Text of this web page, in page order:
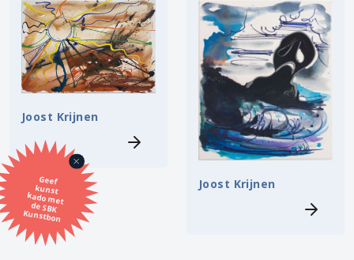
Geef
kunst
kado met
de SBK
Kunstbon
Alle kunstwerken
Koopprijs
Vestiging
Onderwerp
Techniek
Kunstenaar
Joost Krijnen
Joost Krijnen